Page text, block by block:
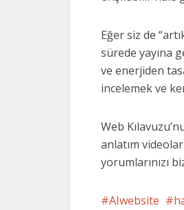
Eğer siz de
sürede yayına
ve enerjiden
incelemek ve
Web
anlatım
yorumlarınızı
AIwebsite